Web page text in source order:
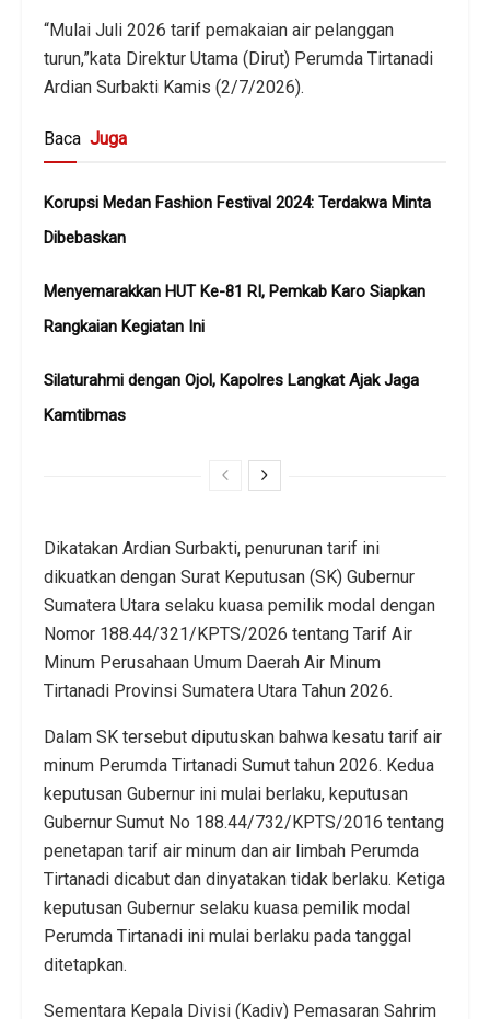
“Mulai Juli 2026 tarif pemakaian air pelanggan
turun,”kata Direktur Utama (Dirut) Perumda Tirtanadi
Ardian Surbakti Kamis (2/7/2026).
Baca Juga
Korupsi Medan Fashion Festival 2024: Terdakwa Minta
Dibebaskan
Menyemarakkan HUT Ke-81 RI, Pemkab Karo Siapkan
Rangkaian Kegiatan Ini
Silaturahmi dengan Ojol, Kapolres Langkat Ajak Jaga
Kamtibmas
Dikatakan Ardian Surbakti, penurunan tarif ini
dikuatkan dengan Surat Keputusan (SK) Gubernur
Sumatera Utara selaku kuasa pemilik modal dengan
Nomor 188.44/321/KPTS/2026 tentang Tarif Air
Minum Perusahaan Umum Daerah Air Minum
Tirtanadi Provinsi Sumatera Utara Tahun 2026.
Dalam SK tersebut diputuskan bahwa kesatu tarif air
minum Perumda Tirtanadi Sumut tahun 2026. Kedua
keputusan Gubernur ini mulai berlaku, keputusan
Gubernur Sumut No 188.44/732/KPTS/2016 tentang
penetapan tarif air minum dan air limbah Perumda
Tirtanadi dicabut dan dinyatakan tidak berlaku. Ketiga
keputusan Gubernur selaku kuasa pemilik modal
Perumda Tirtanadi ini mulai berlaku pada tanggal
ditetapkan.
Sementara Kepala Divisi (Kadiv) Pemasaran Sahrim